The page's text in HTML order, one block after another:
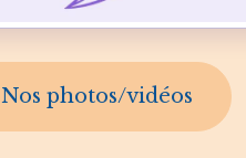
Nos photos/vidéos